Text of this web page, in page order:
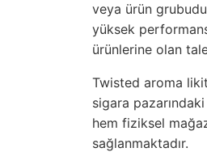
veya ürün
yüksek
ürünlerine olan
Twisted aroma
sigara
hem fiziksel
sağlanmaktadır.